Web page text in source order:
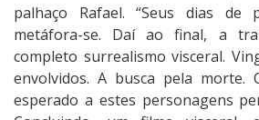
palhaço Rafael. “Seus dias de
metáfora-se. Daí ao final, a
completo surrealismo visceral.
envolvidos. A busca pela
esperado a estes personagens